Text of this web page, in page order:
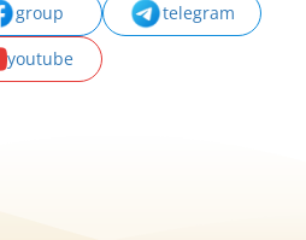
group
telegram
youtube